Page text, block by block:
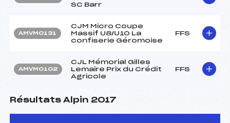
SC Barr
AMVM0131
CJM Micro Coupe
Massif U8/U10 La
confiserie Géromoise
FFS
AMVM0102
CJL Mémorial Gilles
Lemaire Prix du Crédit
Agricole
FFS
Résultats Alpin 2017